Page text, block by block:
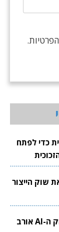
כדי לפתח
הכפילה פי 5 את שוק הייצור
צוואר הבקבוק הבא בשוק ה-AI אורב